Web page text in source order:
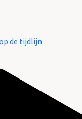
de tijdlijn